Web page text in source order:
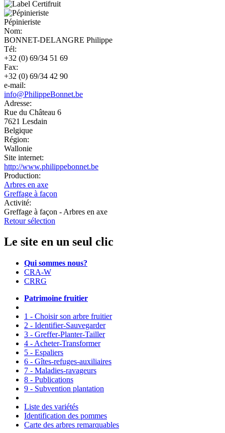
Pépinieriste
Nom:
BONNET-DELANGRE Philippe
Tél:
+32 (0) 69/34 51 69
Fax:
+32 (0) 69/34 42 90
e-mail:
info@PhilippeBonnet.be
Adresse:
Rue du Château 6
7621 Lesdain
Belgique
Région:
Wallonie
Site internet:
http://www.philippebonnet.be
Production:
Arbres en axe
Greffage à façon
Activité:
Greffage à façon - Arbres en axe
Retour sélection
Le site en un seul clic
Qui sommes nous?
CRA-W
CRRG
Patrimoine fruitier
1 - Choisir son arbre fruitier
2 - Identifier-Sauvegarder
3 - Greffer-Planter-Tailler
4 - Acheter-Transformer
5 - Espaliers
6 - Gîtes-refuges-auxiliaires
7 - Maladies-ravageurs
8 - Publications
9 - Subvention plantation
Liste des variétés
Identification des pommes
Carte des arbres remarquables